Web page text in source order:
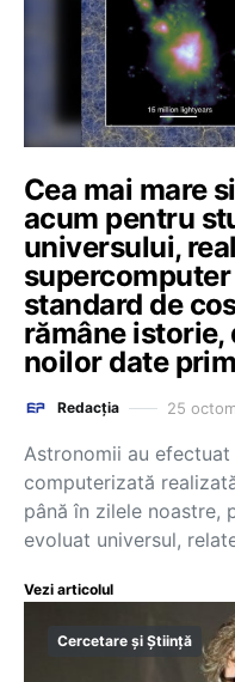
Cea mai mare
acum pentru
universului,
standard de
rămâne istorie,
noilor date
Redacția 25
Astronomii au
computerizată
până în zilele noastre,
evoluat universul,
Vezi articolul
Cercetare și Știință